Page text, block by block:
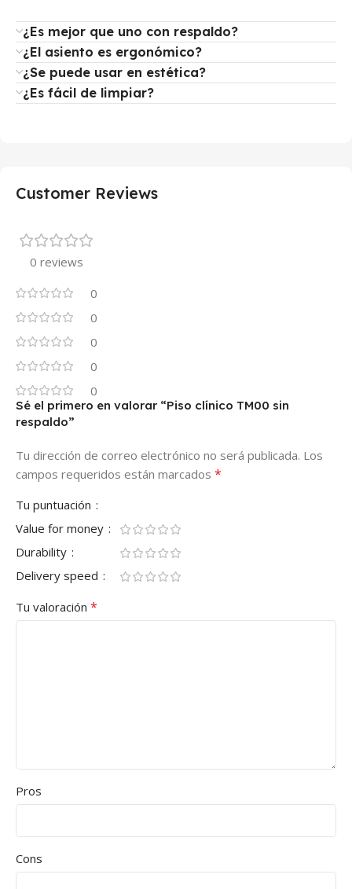
¿Es mejor que uno con respaldo?
¿El asiento es ergonómico?
¿Se puede usar en estética?
¿Es fácil de limpiar?
Customer Reviews
0 reviews
0
0
0
0
0
Sé el primero en valorar “Piso clínico TM00 sin
respaldo”
Tu dirección de correo electrónico no será publicada. Los
campos requeridos están marcados *
Tu puntuación
Value for money
Durability
Delivery speed
Tu valoración *
Pros
Cons